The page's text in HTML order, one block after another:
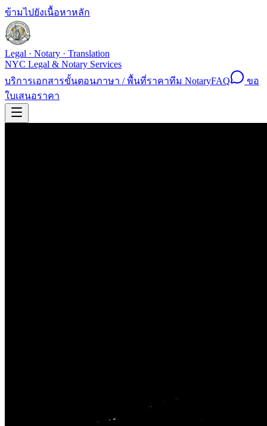
ข้ามไปยังเนื้อหาหลัก
Legal · Notary · Translation
NYC Legal & Notary Services
บริการเอกสารขั้นตอนภาษา / พื้นที่ราคาทีม NotaryFAQ
ขอ
ใบเสนอราคา